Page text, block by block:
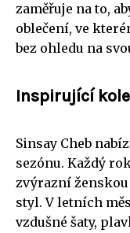
zaměřuje na to,
oblečení, ve
bez ohledu na
Inspirující
Sinsay Cheb
sezónu. Každý
zvýrazní
styl. V letních
vzdušné šaty,